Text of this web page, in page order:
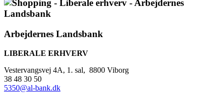
Arbejdernes Landsbank
LIBERALE ERHVERV
Vestervangsvej 4A, 1. sal, 8800 Viborg
38 48 30 50
5350@al-bank.dk